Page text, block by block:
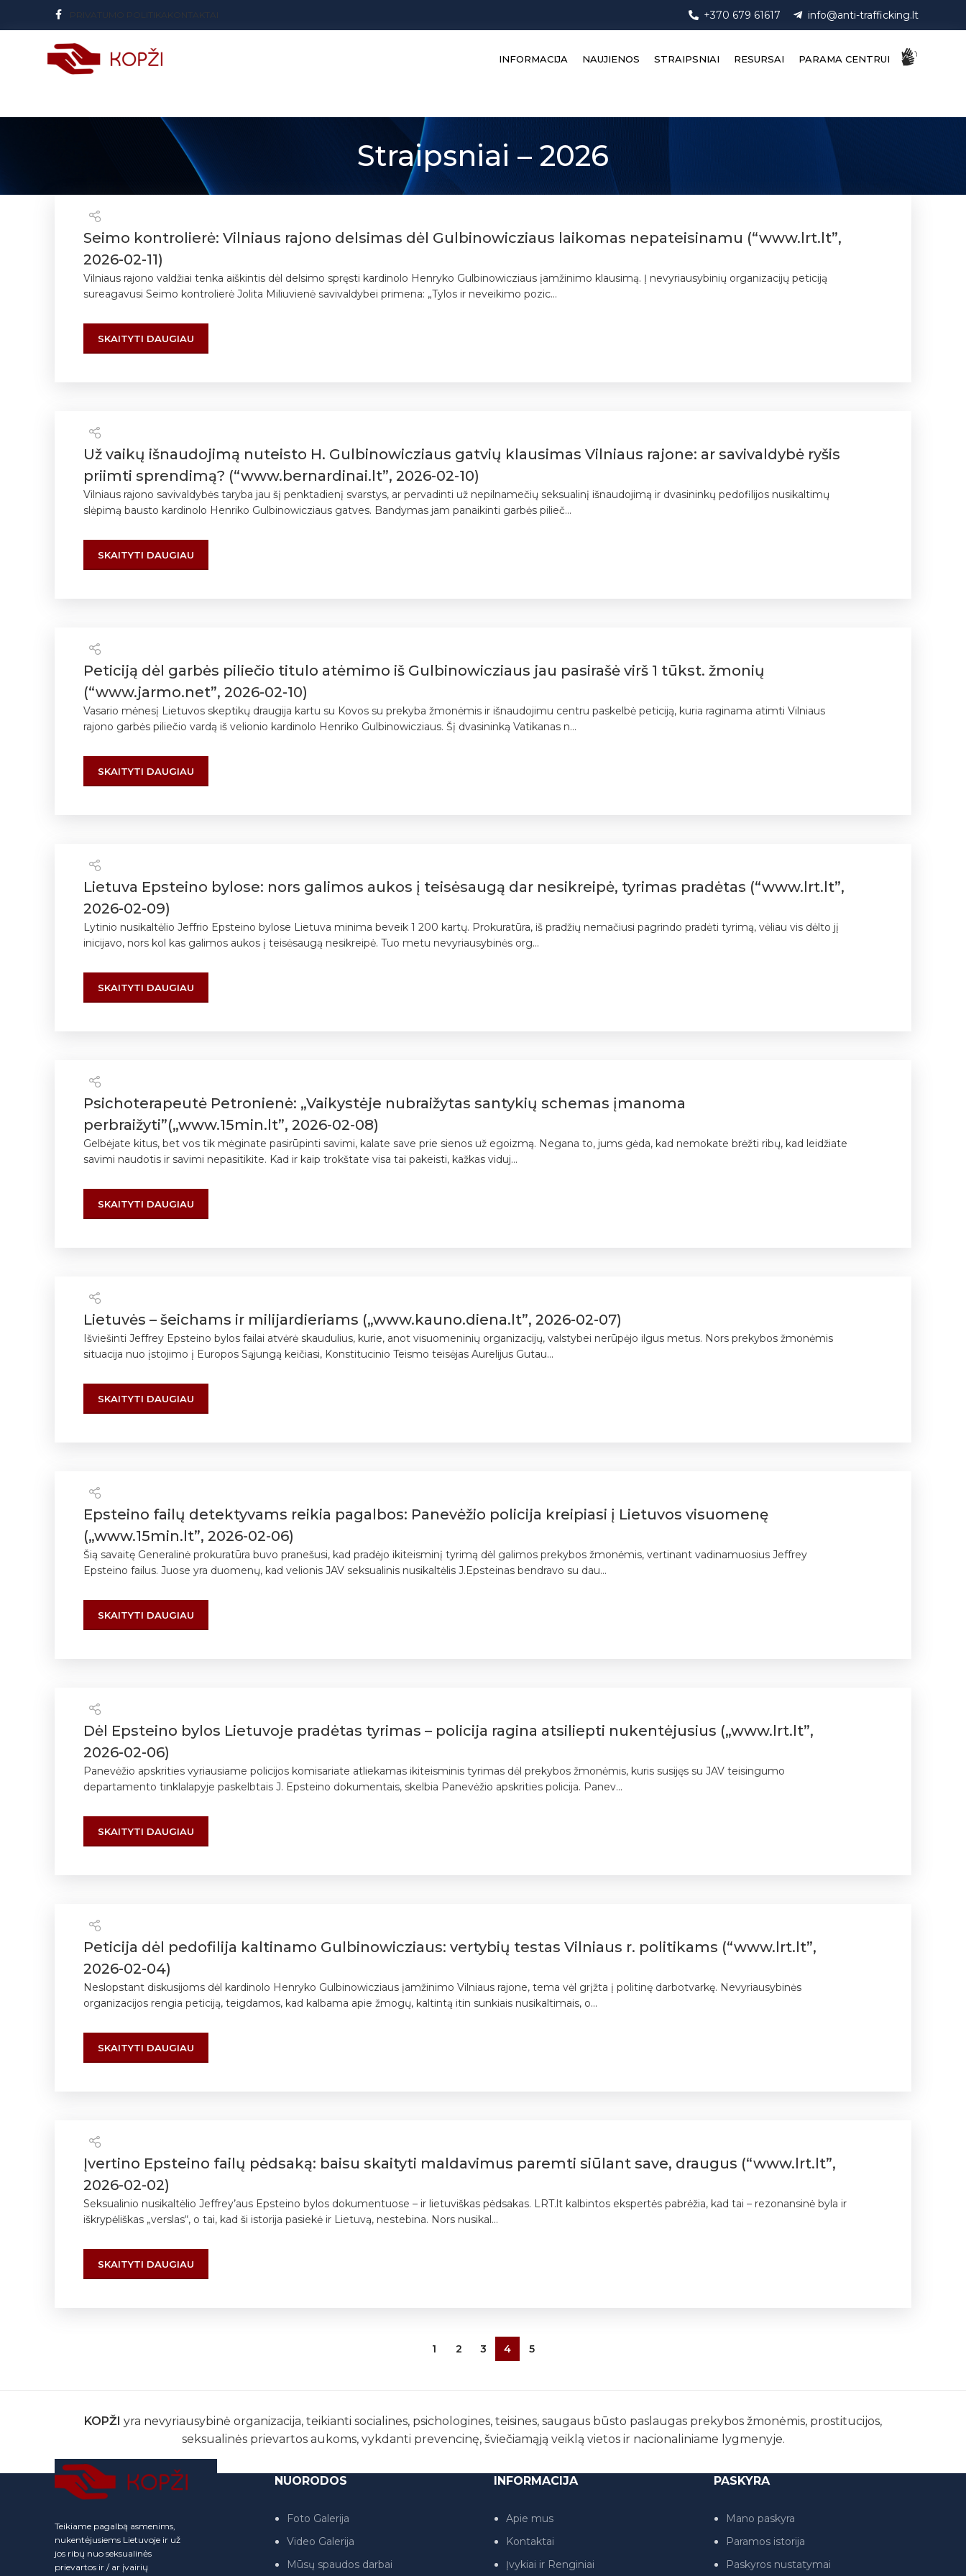
PRIVATUMO POLITIKA KONTAKTAI +370 679 61617 info@anti-trafficking.lt
INFORMACIJA NAUJIENOS STRAIPSNIAI RESURSAI PARAMA CENTRUI
Straipsniai – 2026
Seimo kontrolierė: Vilniaus rajono delsimas dėl Gulbinowicziaus laikomas nepateisinamu (“www.lrt.lt”,
2026-02-11)
Vilniaus rajono valdžiai tenka aiškintis dėl delsimo spręsti kardinolo Henryko Gulbinowicziaus įamžinimo klausimą. Į nevyriausybinių organizacijų peticiją
sureagavusi Seimo kontrolierė Jolita Miliuvienė savivaldybei primena: „Tylos ir neveikimo pozic...
SKAITYTI DAUGIAU
Už vaikų išnaudojimą nuteisto H. Gulbinowicziaus gatvių klausimas Vilniaus rajone: ar savivaldybė ryšis
priimti sprendimą? (“www.bernardinai.lt”, 2026-02-10)
Vilniaus rajono savivaldybės taryba jau šį penktadienį svarstys, ar pervadinti už nepilnamečių seksualinį išnaudojimą ir dvasininkų pedofilijos nusikaltimų
slėpimą bausto kardinolo Henriko Gulbinowicziaus gatves. Bandymas jam panaikinti garbės pilieč...
SKAITYTI DAUGIAU
Peticiją dėl garbės piliečio titulo atėmimo iš Gulbinowicziaus jau pasirašė virš 1 tūkst. žmonių
(“www.jarmo.net”, 2026-02-10)
Vasario mėnesį Lietuvos skeptikų draugija kartu su Kovos su prekyba žmonėmis ir išnaudojimu centru paskelbė peticiją, kuria raginama atimti Vilniaus
rajono garbės piliečio vardą iš velionio kardinolo Henriko Gulbinowicziaus. Šį dvasininką Vatikanas n...
SKAITYTI DAUGIAU
Lietuva Epsteino bylose: nors galimos aukos į teisėsaugą dar nesikreipė, tyrimas pradėtas (“www.lrt.lt”,
2026-02-09)
Lytinio nusikaltėlio Jeffrio Epsteino bylose Lietuva minima beveik 1 200 kartų. Prokuratūra, iš pradžių nemačiusi pagrindo pradėti tyrimą, vėliau vis dėlto jį
inicijavo, nors kol kas galimos aukos į teisėsaugą nesikreipė. Tuo metu nevyriausybinės org...
SKAITYTI DAUGIAU
Psichoterapeutė Petronienė: „Vaikystėje nubraižytas santykių schemas įmanoma
perbraižyti”(„www.15min.lt”, 2026-02-08)
Gelbėjate kitus, bet vos tik mėginate pasirūpinti savimi, kalate save prie sienos už egoizmą. Negana to, jums gėda, kad nemokate brėžti ribų, kad leidžiate
savimi naudotis ir savimi nepasitikite. Kad ir kaip trokštate visa tai pakeisti, kažkas viduj...
SKAITYTI DAUGIAU
Lietuvės – šeichams ir milijardieriams („www.kauno.diena.lt”, 2026-02-07)
Išviešinti Jeffrey Epsteino bylos failai atvėrė skaudulius, kurie, anot visuomeninių organizacijų, valstybei nerūpėjo ilgus metus. Nors prekybos žmonėmis
situacija nuo įstojimo į Europos Sąjungą keičiasi, Konstitucinio Teismo teisėjas Aurelijus Gutau...
SKAITYTI DAUGIAU
Epsteino failų detektyvams reikia pagalbos: Panevėžio policija kreipiasi į Lietuvos visuomenę
(„www.15min.lt”, 2026-02-06)
Šią savaitę Generalinė prokuratūra buvo pranešusi, kad pradėjo ikiteisminį tyrimą dėl galimos prekybos žmonėmis, vertinant vadinamuosius Jeffrey
Epsteino failus. Juose yra duomenų, kad velionis JAV seksualinis nusikaltėlis J.Epsteinas bendravo su dau...
SKAITYTI DAUGIAU
Dėl Epsteino bylos Lietuvoje pradėtas tyrimas – policija ragina atsiliepti nukentėjusius („www.lrt.lt”,
2026-02-06)
Panevėžio apskrities vyriausiame policijos komisariate atliekamas ikiteisminis tyrimas dėl prekybos žmonėmis, kuris susijęs su JAV teisingumo
departamento tinklalapyje paskelbtais J. Epsteino dokumentais, skelbia Panevėžio apskrities policija. Panev...
SKAITYTI DAUGIAU
Peticija dėl pedofilija kaltinamo Gulbinowicziaus: vertybių testas Vilniaus r. politikams (“www.lrt.lt”,
2026-02-04)
Neslopstant diskusijoms dėl kardinolo Henryko Gulbinowicziaus įamžinimo Vilniaus rajone, tema vėl grįžta į politinę darbotvarkę. Nevyriausybinės
organizacijos rengia peticiją, teigdamos, kad kalbama apie žmogų, kaltintą itin sunkiais nusikaltimais, o...
SKAITYTI DAUGIAU
Įvertino Epsteino failų pėdsaką: baisu skaityti maldavimus paremti siūlant save, draugus (“www.lrt.lt”,
2026-02-02)
Seksualinio nusikaltėlio Jeffrey’aus Epsteino bylos dokumentuose – ir lietuviškas pėdsakas. LRT.lt kalbintos ekspertės pabrėžia, kad tai – rezonansinė byla ir
iškrypėliškas „verslas“, o tai, kad ši istorija pasiekė ir Lietuvą, nestebina. Nors nusikal...
SKAITYTI DAUGIAU
1 2 3 4 5
KOPŽI yra nevyriausybinė organizacija, teikianti socialines, psichologines, teisines, saugaus būsto paslaugas prekybos žmonėmis, prostitucijos,
seksualinės prievartos aukoms, vykdanti prevencinę, šviečiamąją veiklą vietos ir nacionaliniame lygmenyje.
Teikiame pagalbą asmenims,
nukentėjusiems Lietuvoje ir už
jos ribų nuo seksualinės
prievartos ir / ar įvairių
NUORODOS
Foto Galerija
Video Galerija
Mūsų spaudos darbai
INFORMACIJA
Apie mus
Kontaktai
Įvykiai ir Renginiai
PASKYRA
Mano paskyra
Paramos istorija
Paskyros nustatymai